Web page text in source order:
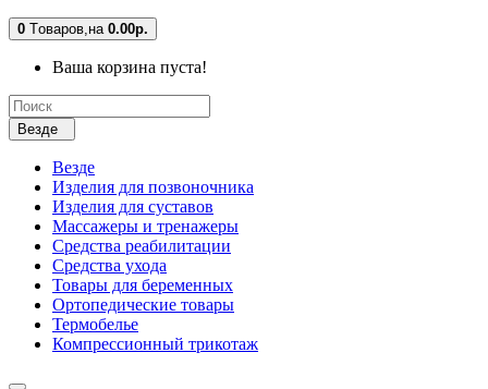
0 Tоваров, на 0.00р.
Ваша корзина пуста!
Везде
Везде
Изделия для позвоночника
Изделия для суставов
Массажеры и тренажеры
Средства реабилитации
Средства ухода
Товары для беременных
Ортопедические товары
Термобелье
Компрессионный трикотаж